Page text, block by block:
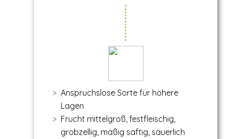
Anspruchslose Sorte für höhere
Lagen
Frucht mittelgroß, festfleischig,
grobzellig, mäßig saftig, säuerlich